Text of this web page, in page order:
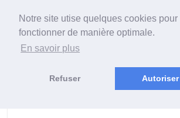
Notre site utise quelques cookies pour
fonctionner de manière optimale.
En savoir plus
Refuser Autoriser
109,00€
190,00€ prix public conseillé